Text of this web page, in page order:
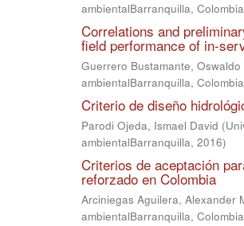
ambientalBarranquilla, Colombia
Correlations and
field performance of in-
Guerrero Bustamante, Oswaldo
ambientalBarranquilla, Colombia
Criterio de diseño
Parodi Ojeda, Ismael David (
ambientalBarranquilla, 2016)
Criterios de aceptación
reforzado en Colombia
Arciniegas Aguilera, Alexander
ambientalBarranquilla, Colombia